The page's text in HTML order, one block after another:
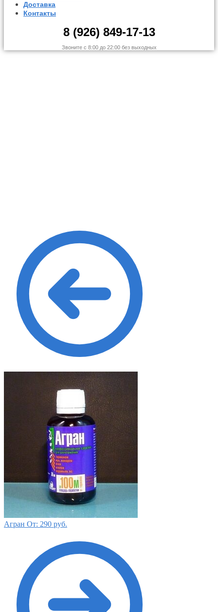
Доставка
Контакты
8 (926) 849-17-13
Звоните с 8:00 до 22:00 без выходных
Агран От: 290 руб.